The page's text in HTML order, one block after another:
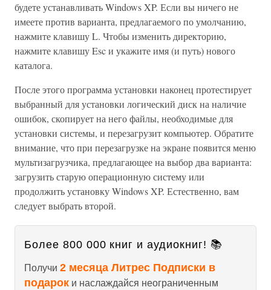
будете устанавливать Windows XP. Если вы ничего не
имеете против варианта, предлагаемого по умолчанию,
нажмите клавишу L. Чтобы изменить директорию,
нажмите клавишу Esc и укажите имя (и путь) нового
каталога.
После этого программа установки наконец протестирует
выбранный для установки логический диск на наличие
ошибок, скопирует на него файлы, необходимые для
установки системы, и перезагрузит компьютер. Обратите
внимание, что при перезагрузке на экране появится меню
мультизагрузчика, предлагающее на выбор два варианта:
загрузить старую операционную систему или
продолжить установку Windows XP. Естественно, вам
следует выбрать второй.
Более 800 000 книг и аудиокниг! 📚
Получи 2 месяца Литрес Подписки в
подарок и наслаждайся неограниченным